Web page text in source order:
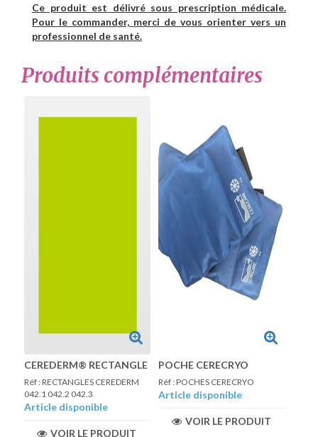
Ce produit est délivré sous prescription médicale.
Pour le commander, merci de vous orienter vers un
professionnel de santé.
Produits complémentaires
CEREDERM® RECTANGLE
Réf : RECTANGLES CEREDERM
042.1 042.2 042.3
Article disponible
VOIR LE PRODUIT
POCHE CERECRYO
Réf : POCHES CERECRYO
Article disponible
VOIR LE PRODUIT